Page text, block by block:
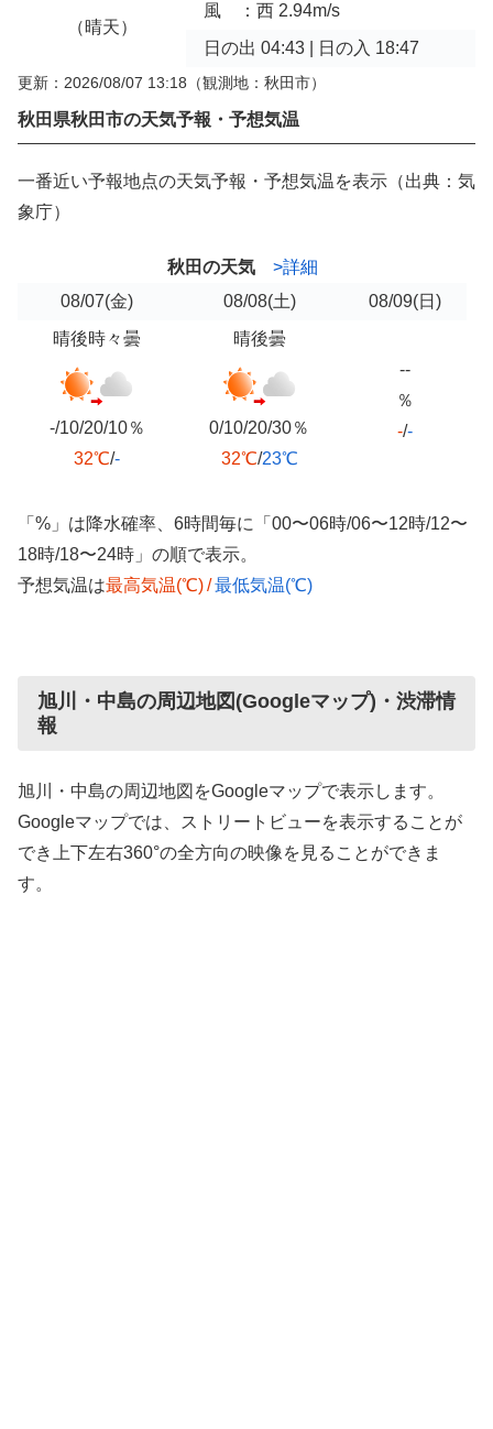
（晴天）
風 ：西 2.94m/s
日の出 04:43 | 日の入 18:47
更新：2026/08/07 13:18 （観測地：秋田市）
秋田県秋田市の天気予報・予想気温
一番近い予報地点の天気予報・予想気温を表示（出典：気
象庁）
秋田の天気
>詳細
08/07(金) 08/08(土) 08/09(日)
晴後時々曇
-/10/20/10％
32℃/-
晴後曇
0/10/20/30％
32℃/23℃
--
％
-/-
「%」は降水確率、6時間毎に「00〜06時/06〜12時/12〜
18時/18〜24時」の順で表示。
予想気温は最高気温(℃)/最低気温(℃)
旭川・中島の周辺地図(Googleマップ)・渋滞情
報
旭川・中島の周辺地図をGoogleマップで表示します。
Googleマップでは、ストリートビューを表示することが
でき上下左右360°の全方向の映像を見ることができま
す。